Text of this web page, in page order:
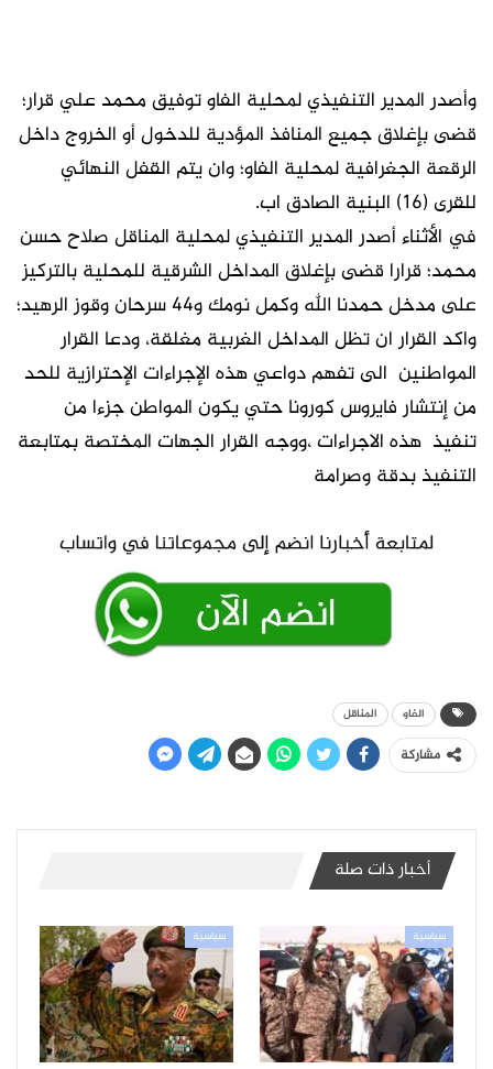
وأصدر المدير التنفيذي لمحلية الفاو توفيق محمد علي قرار؛
قضى بإغلاق جميع المنافذ المؤدية للدخول أو الخروج داخل
الرقعة الجغرافية لمحلية الفاو؛ وان يتم القفل النهائي
للقرى (16) البنية الصادق اب.
في الأثناء أصدر المدير التنفيذي لمحلية المناقل صلاح حسن
محمد؛ قرارا قضى بإغلاق المداخل الشرقية للمحلية بالتركيز
على مدخل حمدنا الله وكمل نومك و44 سرحان وقوز الرهيد؛
واكد القرار ان تظل المداخل الغربية مغلقة، ودعا القرار
المواطنين الى تفهم دواعي هذه الإجراءات الإحترازية للحد
من إنتشار فايروس كورونا حتي يكون المواطن جزءا من
تنفيذ هذه الاجراءات ،ووجه القرار الجهات المختصة بمتابعة
التنفيذ بدقة وصرامة
الفاو المناقل
مشاركة
أخبار ذات صلة
سياسية سياسية